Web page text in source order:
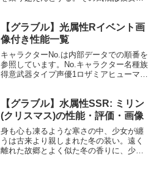
長：137cm種族：ドラフ趣味：顔なじみ
の洋服店で買い物好き...
【グラブル】光属性Rイベント画
像付き性能一覧
キャラクターNo.は内部データでの順番を
参照しています。No.キャラクター名種族
得意武器タイプ声優1ロザミアヒューマン
ったとき粉々に砕け散った。しかし、そ
の身はすでに戦...
【グラブル】水属性SSR: ミリン
(クリスマス)の性能・評価・画像
身も心も凍るような寒さの中、少女が纏
うは古来より親しまれた冬の装い。遠く
離れた故郷とよく似た冬の香りに、少女